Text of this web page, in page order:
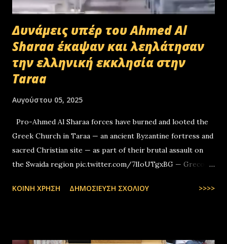
Δυνάμεις υπέρ του Ahmed Al
Sharaa έκαψαν και λεηλάτησαν
την ελληνική εκκλησία στην
Taraa
Αυγούστου 05, 2025
Pro-Ahmed Al Sharaa forces have burned and looted the
Greek Church in Taraa — an ancient Byzantine fortress and
sacred Christian site — as part of their brutal assault on
the Swaida region pic.twitter.com/7lIoUTgxBG — Greco-
ΚΟΙΝΉ ΧΡΉΣΗ ΔΗΜΟΣΊΕΥΣΗ ΣΧΟΛΊΟΥ >>>>